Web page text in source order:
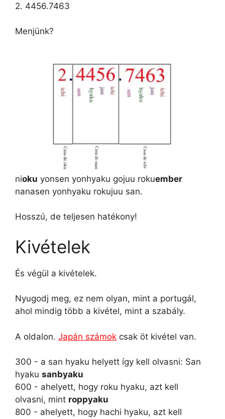
2. 4456.7463
Menjünk?
nioku yonsen yonhyaku gojuu rokuember
nanasen yonhyaku rokujuu san.
Hosszú, de teljesen hatékony!
Kivételek
És végül a kivételek.
Nyugodj meg, ez nem olyan, mint a portugál,
ahol mindig több a kivétel, mint a szabály.
A oldalon. Japán számok csak öt kivétel van.
300 - a san hyaku helyett így kell olvasni: San
hyaku sanbyaku
600 - ahelyett, hogy roku hyaku, azt kell
olvasni, mint roppyaku
800 - ahelyett, hogy hachi hyaku, azt kell